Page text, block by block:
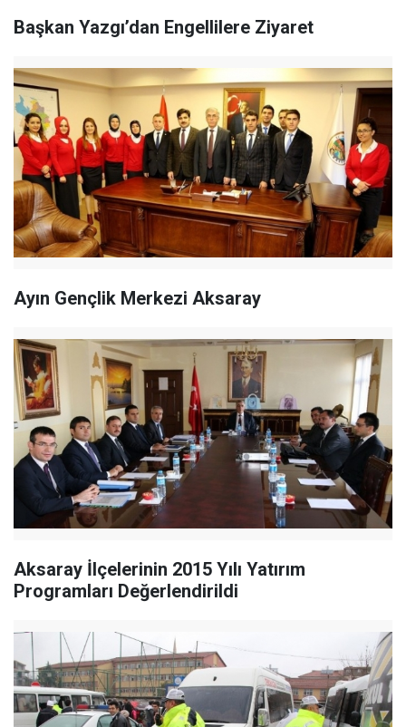
Başkan Yazgı’dan Engellilere Ziyaret
Ayın Gençlik Merkezi Aksaray
Aksaray İlçelerinin 2015 Yılı Yatırım
Programları Değerlendirildi